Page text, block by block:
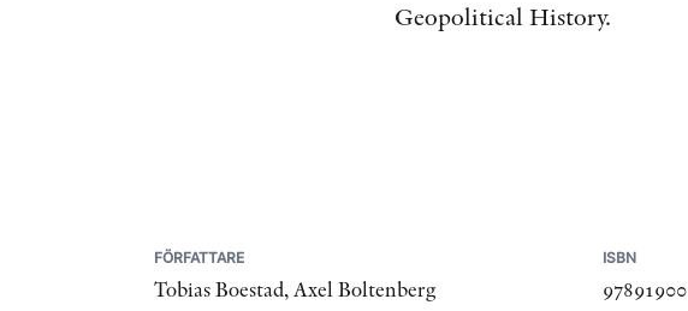
Geopolitical History.
FÖRFATTARE
Tobias Boestad, Axel Boltenberg
ISBN